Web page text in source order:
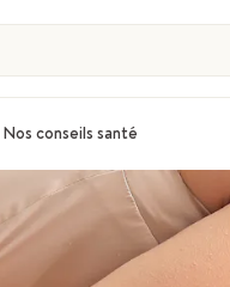
Nos conseils santé